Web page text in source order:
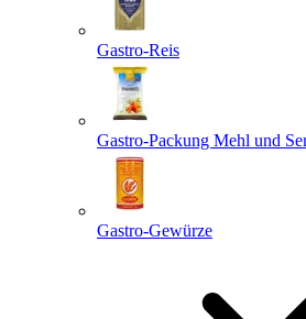
Gastro-Reis
Gastro-Packung Mehl und
Gastro-Gewürze